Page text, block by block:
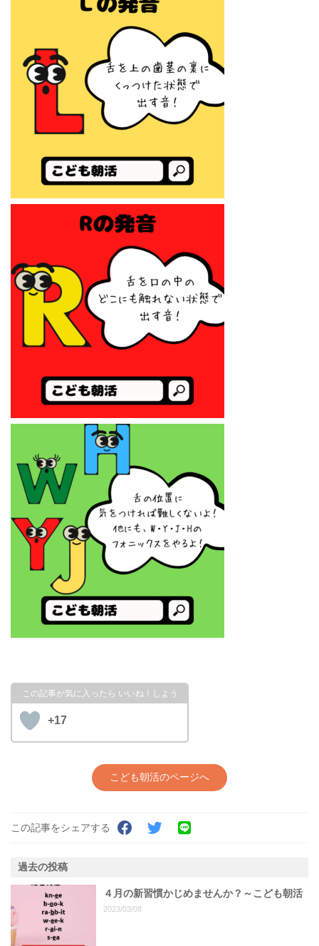
+17
こども朝活のページへ
この記事をシェアする
過去の投稿
４月の新習慣かじめませんか？～こども朝活
2023/03/08